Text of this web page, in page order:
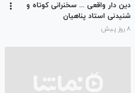
دین دار واقعی ... سخنرانی کوتاه و
شنیدنی استاد پناهیان
۸ روز پیش